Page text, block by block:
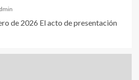
de 2026 El acto de presentación